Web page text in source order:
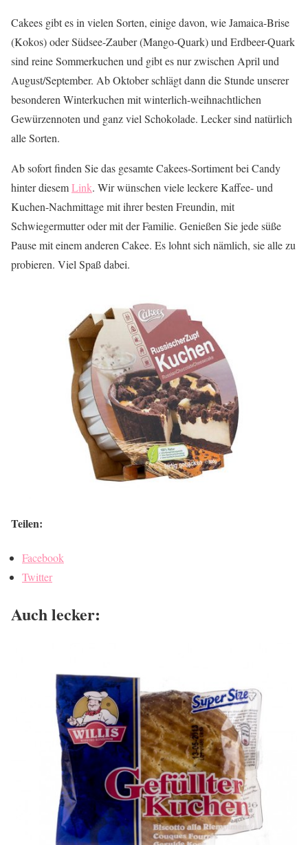
Cakees gibt es in vielen Sorten, einige davon, wie Jamaica-Brise
(Kokos) oder Südsee-Zauber (Mango-Quark) und Erdbeer-Quark
sind reine Sommerkuchen und gibt es nur zwischen April und
August/September. Ab Oktober schlägt dann die Stunde unserer
besonderen Winterkuchen mit winterlich-weihnachtlichen
Gewürzennoten und ganz viel Schokolade. Lecker sind natürlich
alle Sorten.
Ab sofort finden Sie das gesamte Cakees-Sortiment bei Candy
hinter diesemLink. Wir wünschen viele leckere Kaffee- und
Kuchen-Nachmittage mit ihrer besten Freundin, mit
Schwiegermutter oder mit der Familie. Genießen Sie jede süße
Pause mit einem anderen Cakee. Es lohnt sich nämlich, sie alle zu
probieren. Viel Spaß dabei.
Teilen:
Facebook
Twitter
Auch lecker: